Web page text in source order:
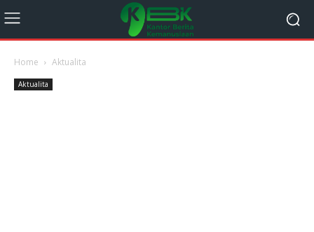
Home Aktualita
Aktualita